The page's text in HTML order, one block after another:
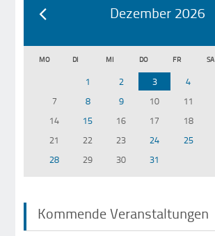
Dezember 2026
MO DI MI DO FR SA
1 2 3 4
7
8 9 10 11
14
15 16 17 18
21
22 23 24 25
28
29 30 31
Kommende Veranstaltungen